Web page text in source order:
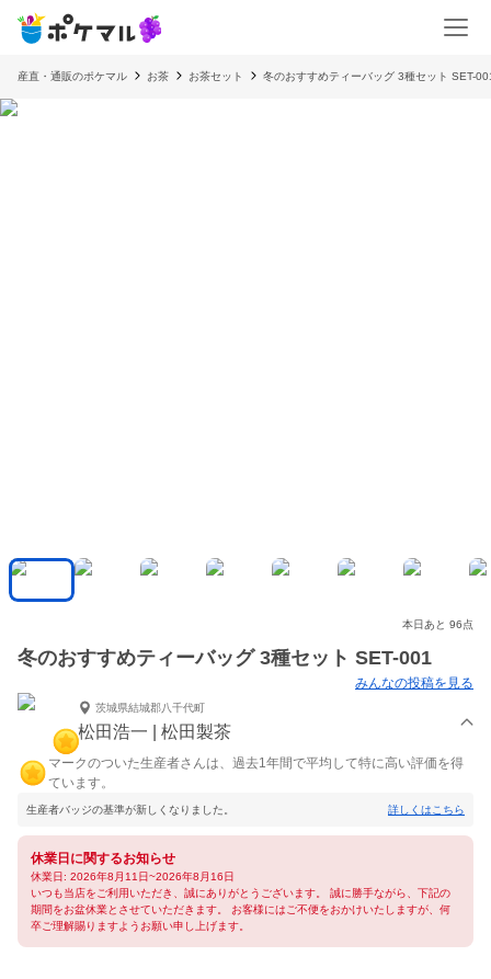
産直・通販のポケマル お茶 お茶セット 冬のおすすめティーバッグ 3種セット SET-
本日あと 96点
冬のおすすめティーバッグ 3種セット SET-001
みんなの投稿を見る
茨城県結城郡八千代町
松田浩一 | 松田製茶
マークのついた生産者さんは、過去1年間で平均して特に高い評価を得
ています。
生産者バッジの基準が新しくなりました。 詳しくはこちら
休業日に関するお知らせ
休業日: 2026年8月11日~2026年8月16日
いつも当店をご利用いただき、誠にありがとうございます。 誠に勝手ながら、下記の
期間をお盆休業とさせていただきます。 お客様にはご不便をおかけいたしますが、何
卒ご理解賜りますようお願い申し上げます。